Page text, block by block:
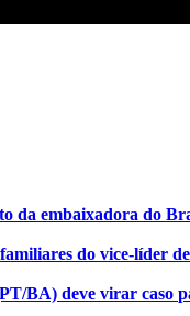
da embaixadora do
do vice-líder
BA) deve virar caso